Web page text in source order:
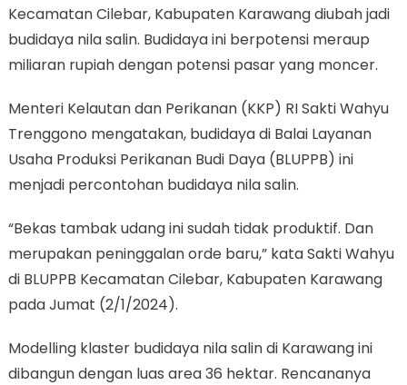
Kecamatan Cilebar, Kabupaten Karawang diubah jadi
budidaya nila salin. Budidaya ini berpotensi meraup
miliaran rupiah dengan potensi pasar yang moncer.
Menteri Kelautan dan Perikanan (KKP) RI Sakti Wahyu
Trenggono mengatakan, budidaya di Balai Layanan
Usaha Produksi Perikanan Budi Daya (BLUPPB) ini
menjadi percontohan budidaya nila salin.
“Bekas tambak udang ini sudah tidak produktif. Dan
merupakan peninggalan orde baru,” kata Sakti Wahyu
di BLUPPB Kecamatan Cilebar, Kabupaten Karawang
pada Jumat (2/1/2024).
Modelling klaster budidaya nila salin di Karawang ini
dibangun dengan luas area 36 hektar. Rencananya